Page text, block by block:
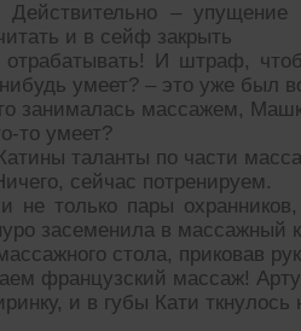
Действительно –
и в сейф закрыть
И штраф,
умеет? – это уже был
занималась массажем,
то умеет?
таланты по части
сейчас потренируем.
не только пары
засеменила в массажный
стола, приковав
французский массаж!
и в губы Кати